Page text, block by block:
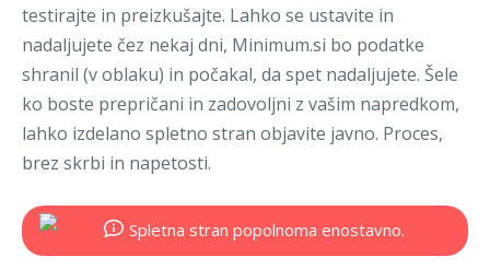
testirajte in preizkušajte. Lahko se ustavite in
nadaljujete čez nekaj dni, Minimum.si bo podatke
shranil (v oblaku) in počakal, da spet nadaljujete. Šele
ko boste prepričani in zadovoljni z vašim napredkom,
lahko izdelano spletno stran objavite javno. Proces,
brez skrbi in napetosti.